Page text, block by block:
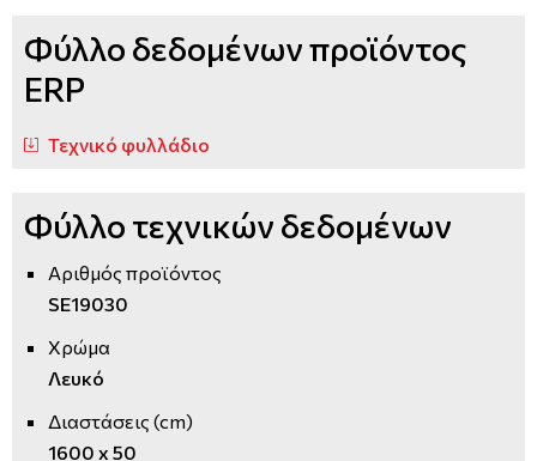
Φύλλο δεδομένων προϊόντος
ERP
Τεχνικό φυλλάδιο
Φύλλο τεχνικών δεδομένων
Αριθμός προϊόντος
SE19030
Χρώμα
Λευκό
Διαστάσεις (cm)
1600 x 50